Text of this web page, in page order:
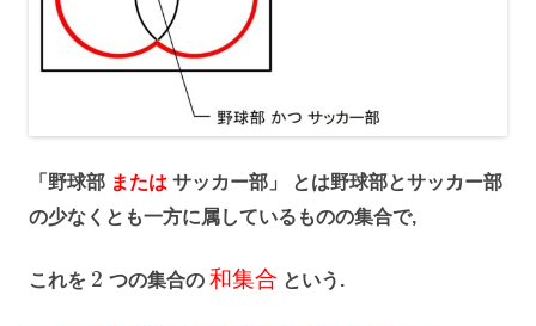
「野球部 または サッカー部」 とは野球部とサッカー部
の少なくとも一方に属しているものの集合で,
これを 2 つの集合の 和集合 という.